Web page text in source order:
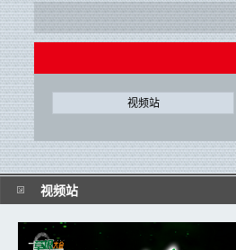
视频站
视频站